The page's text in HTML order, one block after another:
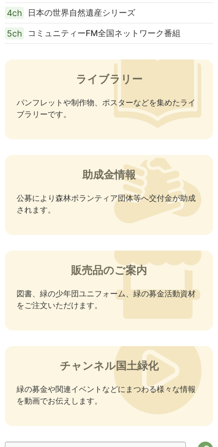
4ch 日本の世界自然遺産シリーズ
5ch コミュニティーFM全国ネットワーク番組
ライブラリー
パンフレットや制作物、ポスターなどを集めたライ
ブラリーです。
助成金情報
公募により森林ボランティア団体等へ交付金が助成
されます。
販売品のご案内
図書、緑の少年団ユニフォーム、緑の募金活動資材
をご注文いただけます。
チャンネル国土緑化
緑の募金や関連イベントなどにまつわる様々な情報
を動画でお伝えします。